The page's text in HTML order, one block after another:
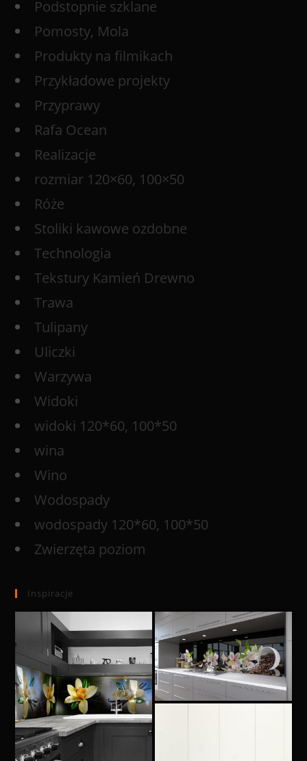
Podstopnie szklane
Pomosty, Mola
Produkty na filmikach
Przykładowe projekty
Przyprawy
Rafa Ocean
Realizacje
rozmiar 120×60, 100×50
Róże
Stoliki kawowe ozdobne
Technologia
Tekstury Kamień Drewno
Trawa
Tulipany
Uliczki
Warzywa
Widoki
widoki 120*60, 100*50
wina
Wino
Wodospady
wodospady 120*60, 100*50
Zwierzęta poziom
Inspiracje